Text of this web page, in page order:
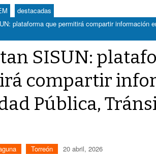
fideicomiso federal para operar Agua
a juez del Tribunal Superior de Justicia de
destacadas
plataforma que permitirá compartir información
SISUN:
compartir
Pública,
Torreón 20 abril, 2026